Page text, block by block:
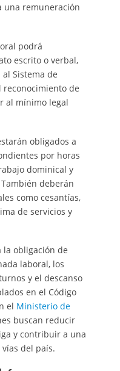
una remuneración
podrá
escrito o verbal,
Sistema de
reconocimiento de
al mínimo legal
obligados a
por horas
dominical y
deberán
como cesantías,
de servicios y
obligación de
laboral, los
y el descanso
en el Código
el Ministerio de
buscan reducir
y contribuir a una
del país.